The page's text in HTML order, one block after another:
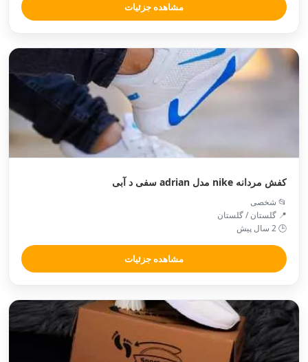
مشاهده جزئیات
کفش مردانه nike مدل adrian سفی د آبی
📂 شخصی
📍 گلستان / گلستان
🕒 2 سال پیش
مشاهده جزئیات